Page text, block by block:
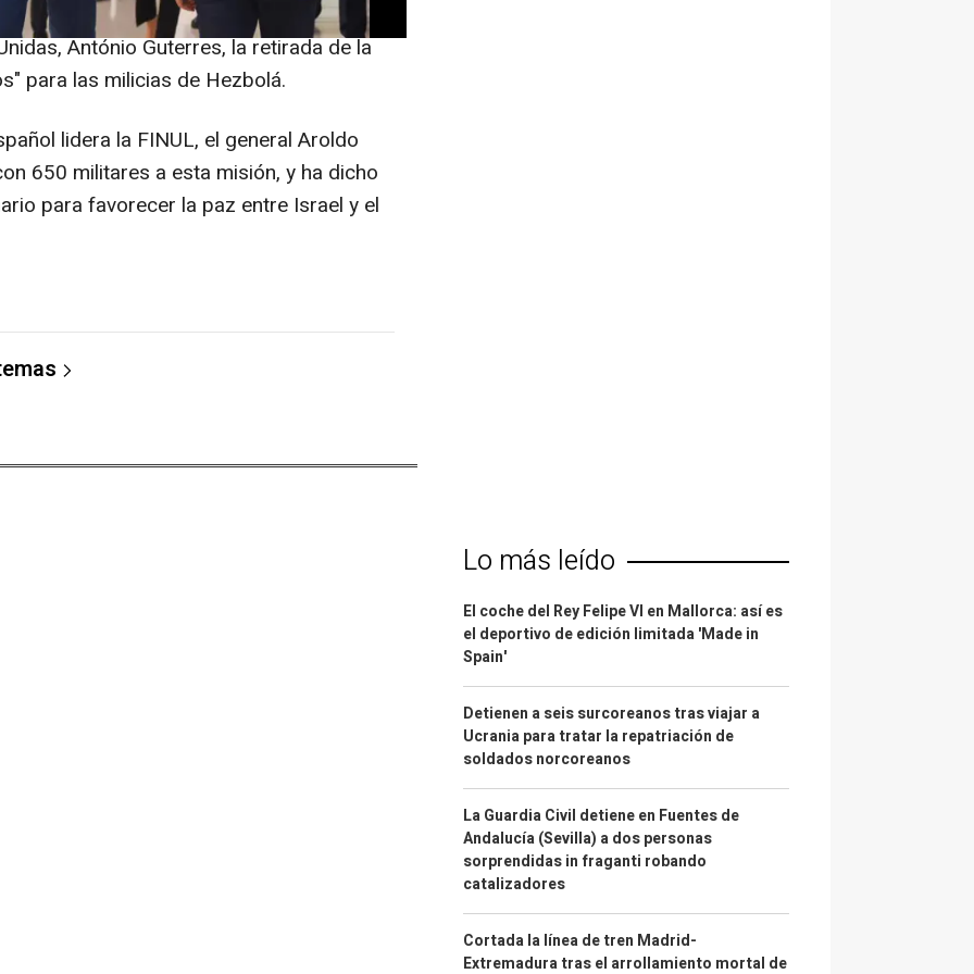
este domingo Netanyahu pidiera al
António Guterres, la retirada de la
para las milicias de Hezbolá.
lidera la FINUL, el general Aroldo
650 militares a esta misión, y ha dicho
para favorecer la paz entre Israel y el
Lo más leído
El coche del Rey Felipe VI en Mallorca: así es
el deportivo de edición limitada 'Made in
Spain'
Detienen a seis surcoreanos tras viajar a
Ucrania para tratar la repatriación de
soldados norcoreanos
La Guardia Civil detiene en Fuentes de
Andalucía (Sevilla) a dos personas
sorprendidas in fraganti robando
catalizadores
Cortada la línea de tren Madrid-
Extremadura tras el arrollamiento mortal de